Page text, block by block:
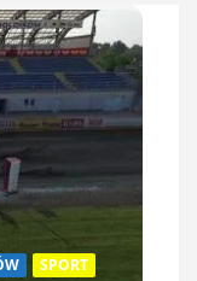
SPORT